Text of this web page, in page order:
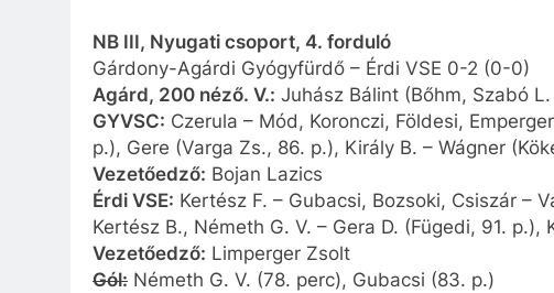
NB III, Nyugati csoport, 4. forduló
Gárdony-Agárdi Gyógyfürdő – Érdi VSE 0-2 (0-0)
Agárd, 200 néző. V.: Juhász Bálint (Bőhm, Szabó L.
GYVSC: Czerula – Mód, Koronczi, Földesi,
p.), Gere (Varga Zs., 86. p.), Király B. – Wágner
Vezetőedző: Bojan Lazics
Érdi VSE: Kertész F. – Gubacsi, Bozsoki, Csiszár –
Kertész B., Németh G. V. – Gera D. (Fügedi, 91. p.),
Vezetőedző: Limperger Zsolt
Gól: Németh G. V. (78. perc), Gubacsi (83. p.)